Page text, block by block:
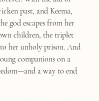
past, and Keema,
god escapes from her
children, the triplet
her unholy prison. And
companions on a
a way to end